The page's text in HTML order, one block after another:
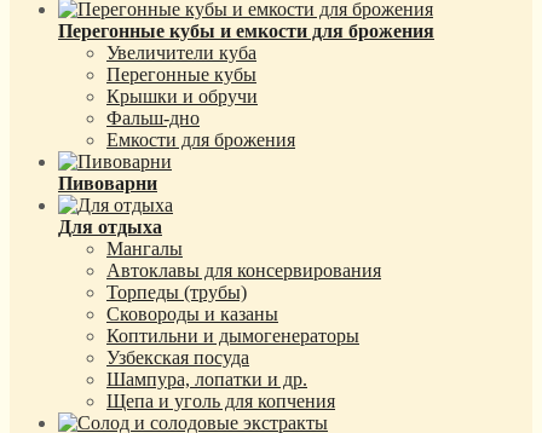
Перегонные кубы и емкости для брожения
Увеличители куба
Перегонные кубы
Крышки и обручи
Фальш-дно
Емкости для брожения
Пивоварни
Для отдыха
Мангалы
Автоклавы для консервирования
Торпеды (трубы)
Сковороды и казаны
Коптильни и дымогенераторы
Узбекская посуда
Шампура, лопатки и др.
Щепа и уголь для копчения